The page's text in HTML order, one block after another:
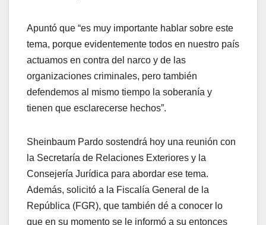
Apuntó que “es muy importante hablar sobre este
tema, porque evidentemente todos en nuestro país
actuamos en contra del narco y de las
organizaciones criminales, pero también
defendemos al mismo tiempo la soberanía y
tienen que esclarecerse hechos”.
Sheinbaum Pardo sostendrá hoy una reunión con
la Secretaría de Relaciones Exteriores y la
Consejería Jurídica para abordar ese tema.
Además, solicitó a la Fiscalía General de la
República (FGR), que también dé a conocer lo
que en su momento se le informó a su entonces